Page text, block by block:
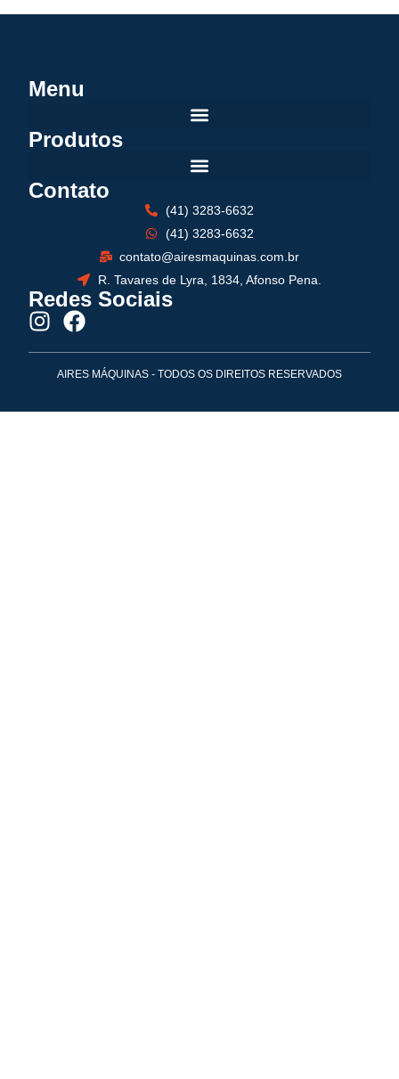
Menu
Produtos
Contato
(41) 3283-6632
(41) 3283-6632
contato@airesmaquinas.com.br
R. Tavares de Lyra, 1834, Afonso Pena.
Redes Sociais
AIRES MÁQUINAS - TODOS OS DIREITOS RESERVADOS